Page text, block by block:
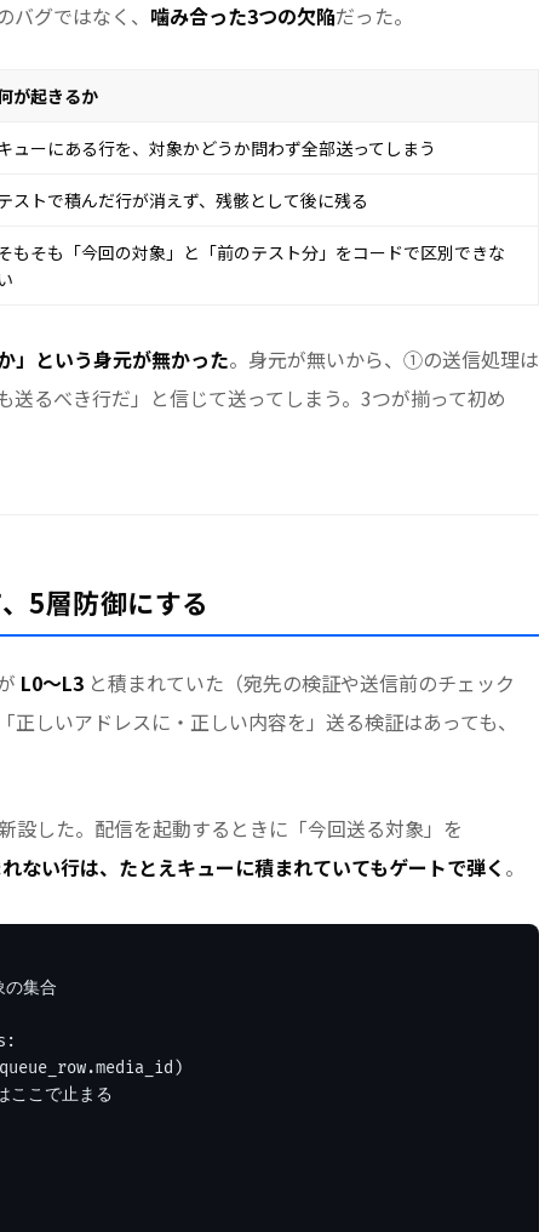
グではなく、 噛み合った3つの欠陥だった。
が起きるか
ューにある行を、対象かどうか問わず全部送ってしまう
ストで積んだ行が消えず、残骸として後に残る
もそも「今回の対象」と「前のテスト分」をコードで区別できな
」という身元が無かった。身元が無いから、①の送信処理は
るべき行だ」と信じて送ってしまう。3つが揃って初め
5層防御にする
L0〜L3 と積まれていた（宛先の検証や送信前のチェック
しいアドレスに・正しい内容を」送る検証はあっても、
設した。配信を起動するときに「今回送る対象」を
ない行は、たとえキューに積まれていてもゲートで弾く 。
集合
こで止まる